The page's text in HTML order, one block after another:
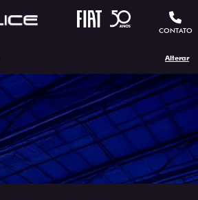
CONTATO
Alterar